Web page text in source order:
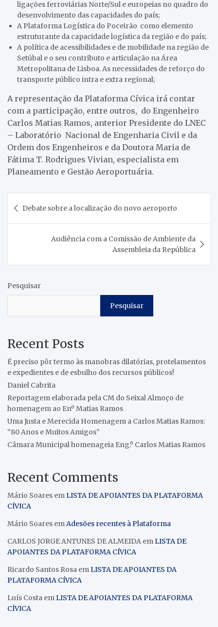
ligações ferroviárias Norte/Sul e europeias no quadro do
desenvolvimento das capacidades do país;
A Plataforma Logística do Poceirão como elemento
estruturante da capacidade logística da região e do país;
A política de acessibilidades e de mobilidade na região de
Setúbal e o seu contributo e articulação na Área
Metropolitana de Lisboa. As necessidades de reforço do
transporte público intra e extra regional;
A representação da Plataforma Cívica irá contar
com a participação, entre outros, do Engenheiro
Carlos Matias Ramos, anterior Presidente do LNEC
– Laboratório Nacional de Engenharia Civil e da
Ordem dos Engenheiros e da Doutora Maria de
Fátima T. Rodrigues Vivian, especialista em
Planeamento e Gestão Aeroportuária.
de Debate sobre a localização do novo aeroporto
Audiência com a Comissão de Ambiente da
Assembleia da República
Pesquisar
Pesquisar
Recent Posts
É preciso pôr termo às manobras dilatórias, protelamentos
e expedientes e de esbulho dos recursos públicos!
Daniel Cabrita
Reportagem elaborada pela CM do Seixal Almoço de
homenagem ao Enº Matias Ramos
Uma Justa e Merecida Homenagem a Carlos Matias Ramos:
“80 Anos e Muitos Amigos”
Câmara Municipal homenageia Eng.º Carlos Matias Ramos
Recent Comments
Mário Soares emLISTA DE APOIANTES DA PLATAFORMA
CÍVICA
Mário Soares emAdesões recentes à Plataforma
CARLOS JORGE ANTUNES DE ALMEIDA emLISTA DE
APOIANTES DA PLATAFORMA CÍVICA
Ricardo Santos Rosa emLISTA DE APOIANTES DA
PLATAFORMA CÍVICA
Luís Costa emLISTA DE APOIANTES DA PLATAFORMA
CÍVICA